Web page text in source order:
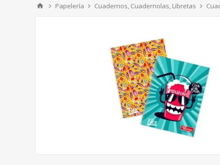
Papelería Cuadernos, Cuadernolas, Libretas